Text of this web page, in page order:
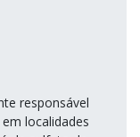
responsável
localidades